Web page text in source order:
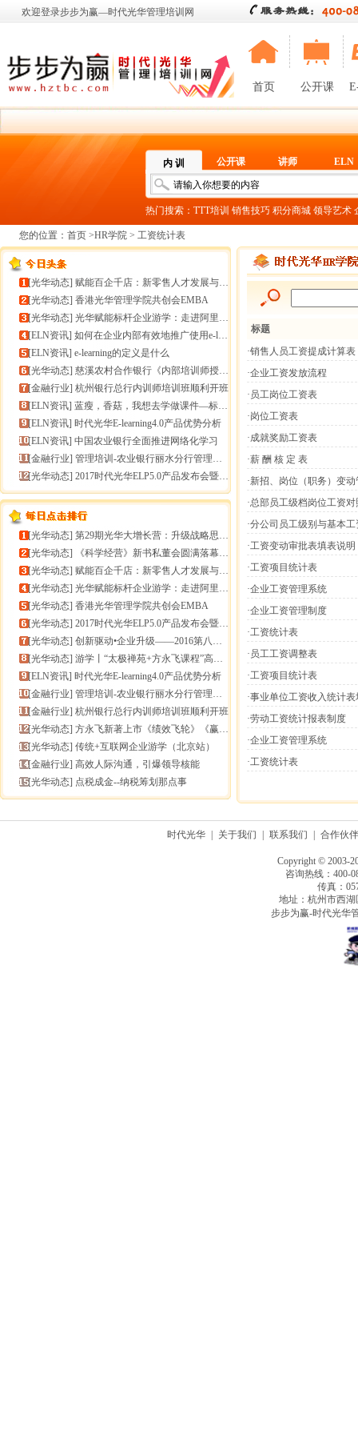
欢迎登录步步为赢—时代光华管理培训网
首页 公开课
内 训 公开课 讲师 ELN
热门搜索： TTT培训 销售技巧 积分商城 领导艺术
您的位置： 首页 >HR学院 > 工资统计表
[光华动态] 赋能百企千店：新零售人才发展与组织能力微诊断
[光华动态] 香港光华管理学院共创会EMBA
[光华动态] 光华赋能标杆企业游学：走进阿里巴巴+绿城管理集团
[ELN资讯] 如何在企业内部有效地推广使用e-learning
[ELN资讯] e-learning的定义是什么
[光华动态] 慈溪农村合作银行《内部培训师授课技能提升》报导
[金融行业] 杭州银行总行内训师培训班顺利开班
[ELN资讯] 蓝瘦，香菇，我想去学做课件—标准课件制作分享会
[ELN资讯] 时代光华E-learning4.0产品优势分析
[ELN资讯] 中国农业银行全面推进网络化学习
[金融行业] 管理培训-农业银行丽水分行管理培训
[光华动态] 2017时代光华ELP5.0产品发布会暨构建企业员工
[光华动态] 第29期光华大增长营：升级战略思维，加速企业增长
[光华动态]
《科学经营》新书私董会圆满落幕｜用科学经营助推企业高
[光华动态] 赋能百企千店：新零售人才发展与组织能力微诊断
[光华动态] 光华赋能标杆企业游学：走进阿里巴巴+绿城管理集团
[光华动态] 香港光华管理学院共创会EMBA
[光华动态] 2017时代光华ELP5.0产品发布会暨构建企业员工
[光华动态] 创新驱动•企业升级——2016第八届（中
[光华动态] 游学丨“太极禅苑+方永飞课程”高端商圈项目启动
[ELN资讯] 时代光华E-learning4.0产品优势分析
[金融行业] 管理培训-农业银行丽水分行管理培训
[金融行业] 杭州银行总行内训师培训班顺利开班
[光华动态] 方永飞新著上市《绩效飞轮》《赢在中层》六折抢鲜！
[光华动态] 传统+互联网企业游学（北京站）
[金融行业] 高效人际沟通，引爆领导核能
[光华动态] 点税成金--纳税筹划那点事
标题
·销售人员工资提成计算表
·企业工资发放流程
·员工岗位工资表
·岗位工资表
·成就奖励工资表
·薪 酬 核 定 表
·新招、岗位（职务）变
·总部员工级档岗位工资
·工资变动审批表填表说明
·工资项目统计表
·企业工资管理系统
·企业工资管理制度
·工资统计表
·员工工资调整表
·工资项目统计表
·事业单位工资收入统计
·劳动工资统计报表制度
·企业工资管理系统
·工资统计表
时代光华 关于我们 联系我们 合作伙伴
Copyright © 2003-
咨询热线：400-
传真：
地址：杭州市西
步步为赢-时代光华